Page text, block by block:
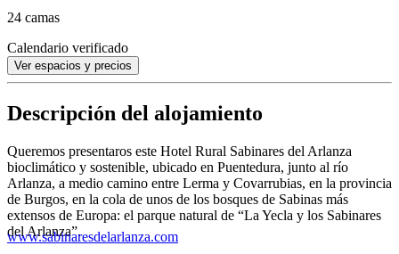
24 camas
Calendario verificado
Ver espacios y precios
Descripción del alojamiento
Queremos presentaros este Hotel Rural Sabinares del Arlanza
bioclimático y sostenible, ubicado en Puentedura, junto al río
Arlanza, a medio camino entre Lerma y Covarrubias, en la provincia
de Burgos, en la cola de unos de los bosques de Sabinas más
extensos de Europa: el parque natural de “La Yecla y los Sabinares
del Arlanza”.
www.sabinaresdelarlanza.com